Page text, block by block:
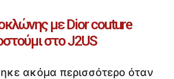
με Dior couture
στο J2US
ακόμα περισσότερο όταν